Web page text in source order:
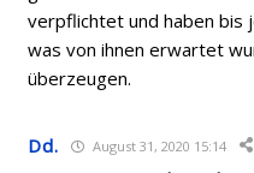
verpflichtet und haben bis
was von ihnen erwartet
überzeugen.
Dd. August 31, 2020 15:14